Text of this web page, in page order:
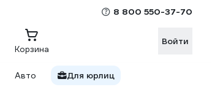
8 800 550-37-70
Корзина
Войти
Авто Для юрлиц